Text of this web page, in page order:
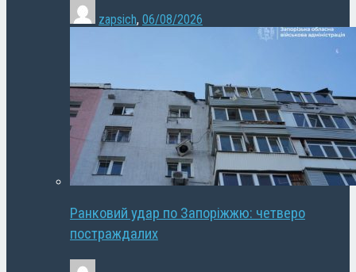
zapsich, 06/08/2026
Ранковий удар по Запоріжжю: четверо
постраждалих